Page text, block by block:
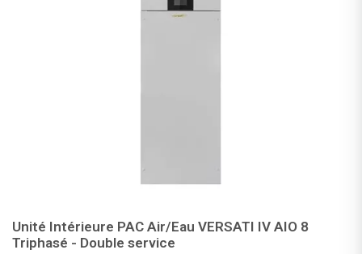
Unité Intérieure PAC Air/Eau VERSATI IV AIO 8
Triphasé - Double service